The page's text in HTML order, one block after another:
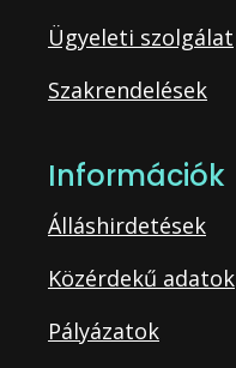
Ügyeleti szolgálat
Szakrendelések
Információk
Álláshirdetések
Közérdekű adatok
Pályázatok